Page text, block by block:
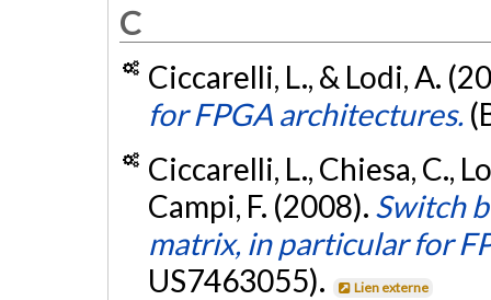
C
Ciccarelli, L., & Lodi, A.
for FPGA architectures.
Ciccarelli, L., Chiesa, C.,
Campi, F. (2008). Switch
matrix, in particular for
US7463055).
Lien externe